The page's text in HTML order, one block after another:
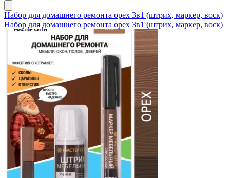
Набор для домашнего ремонта орех 3в1 (штрих, маркер, воск)
Набор для домашнего ремонта орех 3в1 (штрих, маркер, воск)